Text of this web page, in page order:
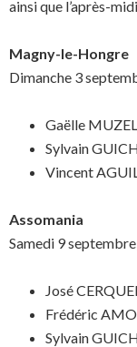
ainsi que l’après-
Magny-le-Hongre
Dimanche 3
Gaëlle
Sylvain
Vincent
Assomania
Samedi 9
José
Frédéric
Sylvain